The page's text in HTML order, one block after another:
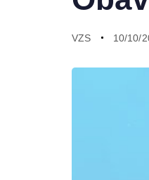
VZS 10/10/